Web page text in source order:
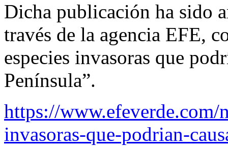
Dicha publicación ha sido
través de la agencia EFE,
especies invasoras que
Península”.
https://www.efeverde.com/
invasoras-que-podrian-